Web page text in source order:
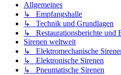
Allgemeines
↳ Empfangshalle
↳ Technik und Grundlagen
↳ Restaurationsberichte und
Sirenen weltweit
↳ Elektromechanische
↳ Elektronische Sirenen
↳ Pneumatische Sirenen